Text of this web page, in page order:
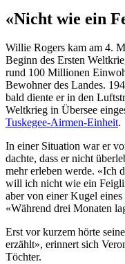
«Nicht wie ein
Willie Rogers kam am 4.
Beginn des Ersten
rund 100 Millionen
Bewohner des Landes.
bald diente er in den
Weltkrieg in Übersee
Tuskegee-Airmen-Einheit.
In einer Situation war er
dachte, dass er nicht
mehr erleben werde. «Ich
will ich nicht wie ein
aber von einer Kugel
«Während drei Monaten
Erst vor kurzem hörte
erzählt», erinnert sich
Töchter.